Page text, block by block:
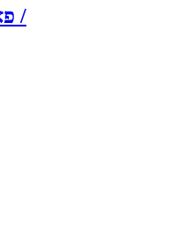
פאה קצוצה בבלונד בהיר /